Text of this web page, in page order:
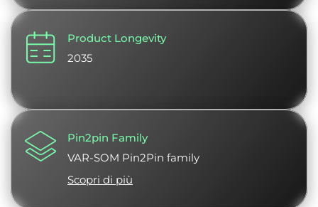
Product Longevity
2035
Pin2pin Family
VAR-SOM Pin2Pin family
Scopri di più